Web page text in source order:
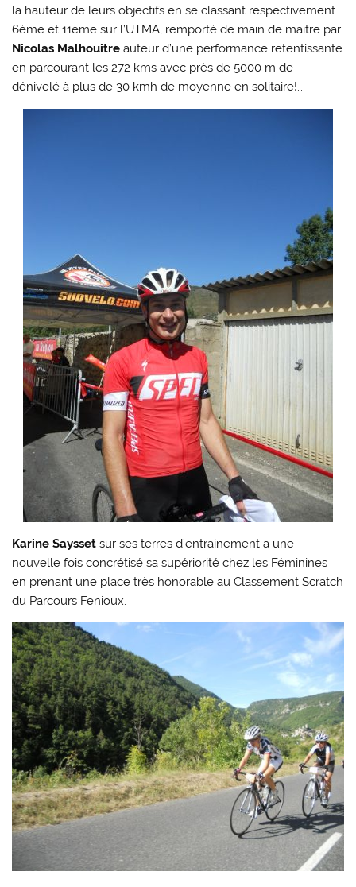
la hauteur de leurs objectifs en se classant respectivement
6ème et 11ème sur l’UTMA, remporté de main de maitre par
Nicolas Malhouitre auteur d’une performance retentissante
en parcourant les 272 kms avec près de 5000 m de
dénivelé à plus de 30 kmh de moyenne en solitaire!…
Karine Saysset sur ses terres d’entrainement a une
nouvelle fois concrétisé sa supériorité chez les Féminines
en prenant une place très honorable au Classement Scratch
du Parcours Fenioux.